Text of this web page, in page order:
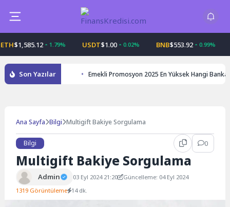
1.79% USDT$1.00 0.02% $553.92 0.99%
Son Yazılar Emekli Promosyon 2025 En Yüksek Hangi Banka
Ana Sayfa Bilgi Multigift Bakiye Sorgulama
Bilgi 0
Multigift Bakiye Sorgulama
Admin 03 Eyl 2024 21:20
Güncelleme: 04 Eyl 2024
1319 Görüntüleme 14 dk.